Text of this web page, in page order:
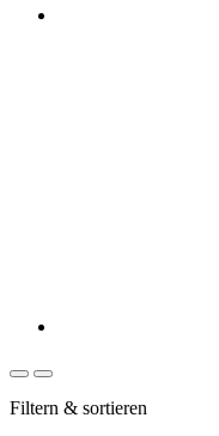
Filtern & sortieren